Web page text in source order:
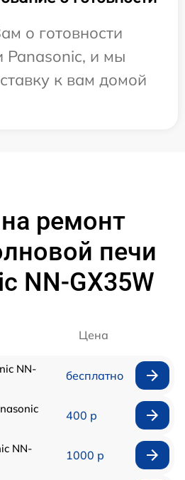
о готовности
Panasonic, и мы
к вам домой
ремонт
печи
NN-GX35W
Цена
NN-
бесплатно
400 р
NN-
1000 р